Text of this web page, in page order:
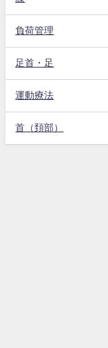
負荷管理
足首・足
運動療法
首（頚部）